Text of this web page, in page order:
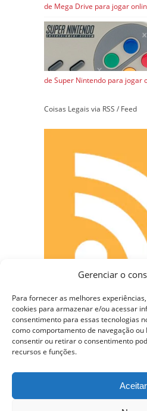
Gerenciar o
Para fornecer as melhores
cookies para armazenar e/ou acessar
consentimento para essas tecnologias
como comportamento de navegação ou
consentir ou retirar o consentimento
recursos e funções.
Aceitar
de Mega Drive para jogar
de Super Nintendo para jogar
Coisas Legais via RSS / Feed
CONECTE-SE